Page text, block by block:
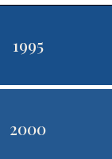
1995
2000